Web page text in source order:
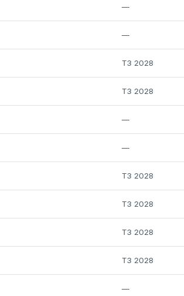
—
—
T3 2028
T3 2028
—
—
T3 2028
T3 2028
T3 2028
T3 2028
—